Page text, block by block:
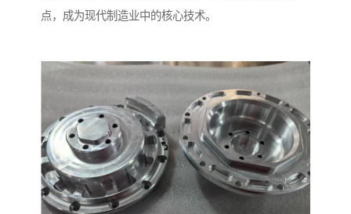
点，成为现代制造业中的核心技术。